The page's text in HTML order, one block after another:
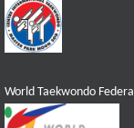
World Taekwondo